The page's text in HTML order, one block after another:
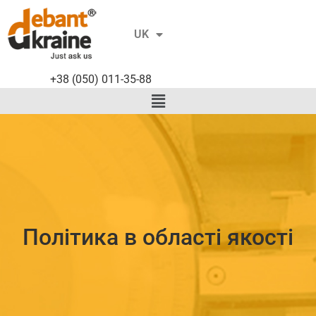
UK
EN
+38 (050) 011-35-88
Політика в області якості